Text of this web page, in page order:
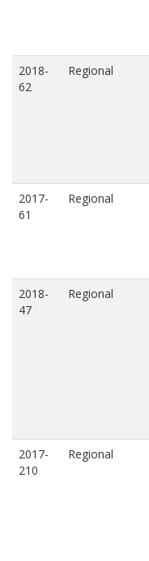
2018-
62
Regional
2017-
61
Regional
2018-
47
Regional
2017-
210
Regional